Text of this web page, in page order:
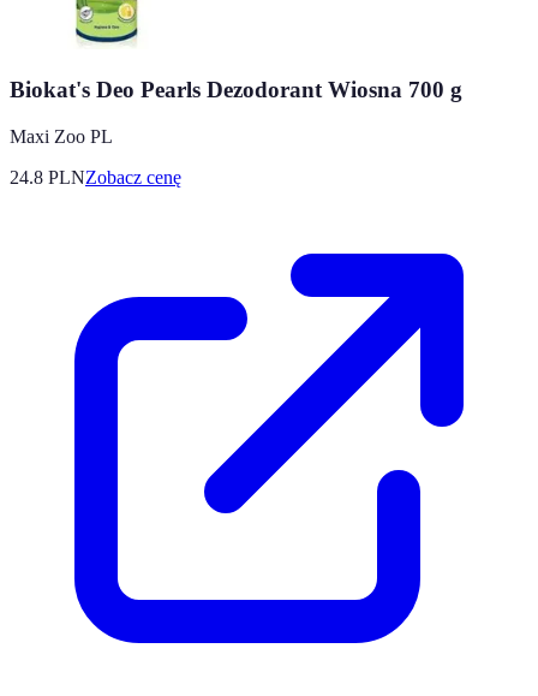
Biokat's Deo Pearls Dezodorant Wiosna 700 g
Maxi Zoo PL
24.8 PLNZobacz cenę